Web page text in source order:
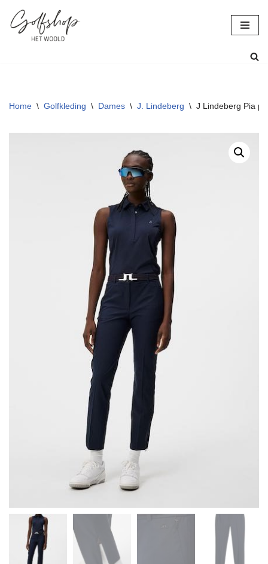
Ga
Home \ Golfkleding \ Dames \ J. Lindeberg \ J Lindeberg Pia